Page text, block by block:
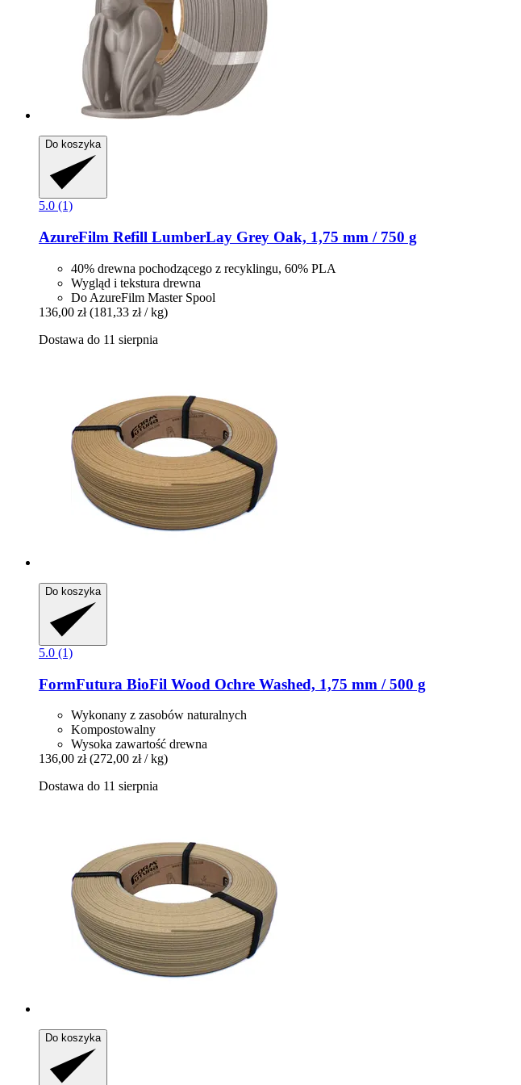
Do koszyka
5.0 (1)
AzureFilm Refill LumberLay Grey Oak, 1,75 mm / 750 g
40% drewna pochodzącego z recyklingu, 60% PLA
Wygląd i tekstura drewna
Do AzureFilm Master Spool
136,00 zł (181,33 zł / kg)
Dostawa do 11 sierpnia
Do koszyka
5.0 (1)
FormFutura BioFil Wood Ochre Washed, 1,75 mm / 500 g
Wykonany z zasobów naturalnych
Kompostowalny
Wysoka zawartość drewna
136,00 zł (272,00 zł / kg)
Dostawa do 11 sierpnia
Do koszyka